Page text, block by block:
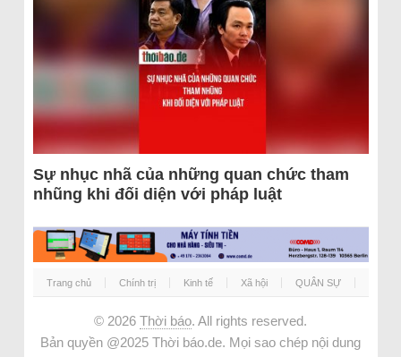
Sự nhục nhã của những quan chức tham
nhũng khi đối diện với pháp luật
Trang chủ Chính trị Kinh tế Xã hội QUÂN SỰ
© 2026 Thời báo. All rights reserved.
Bản quyền @2025 Thời báo.de. Mọi sao chép nội dung